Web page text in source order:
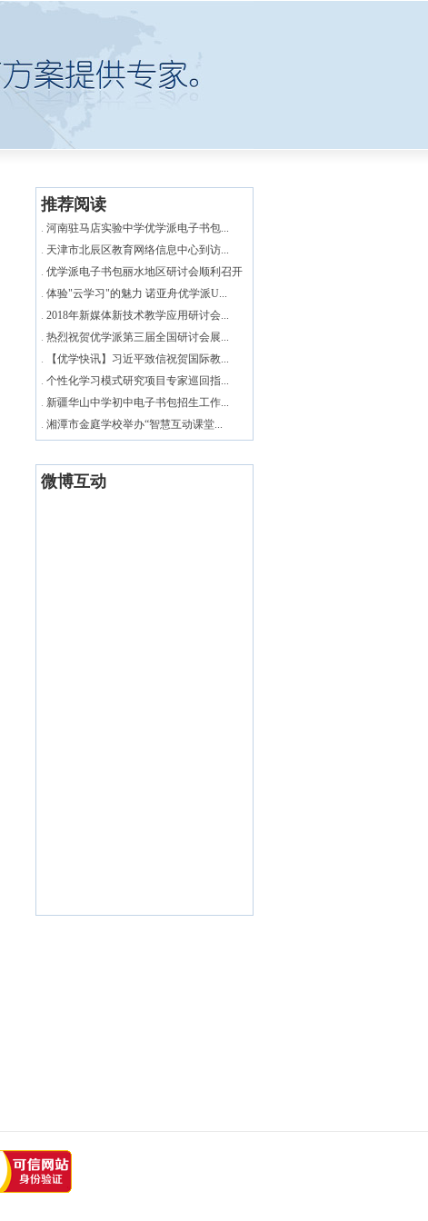
推荐阅读
. 河南驻马店实验中学优学派电子书包...
. 天津市北辰区教育网络信息中心到访...
. 优学派电子书包丽水地区研讨会顺利召开
. 体验"云学习"的魅力 诺亚舟优学派U...
. 2018年新媒体新技术教学应用研讨会...
. 热烈祝贺优学派第三届全国研讨会展...
.
【优学快讯】习近平致信祝贺国际教...
. 个性化学习模式研究项目专家巡回指...
. 新疆华山中学初中电子书包招生工作...
. 湘潭市金庭学校举办“智慧互动课堂...
微博互动